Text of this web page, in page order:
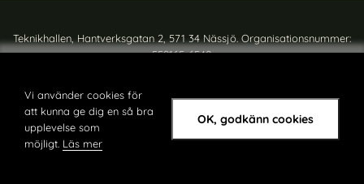
Vi använder cookies för
att kunna ge dig en så bra
upplevelse som
möjligt. Läs mer
OK, godkänn cookies
Teknikhallen, Hantverksgatan 2, 571 34 Nässjö. Organisationsnummer:
559165-6540